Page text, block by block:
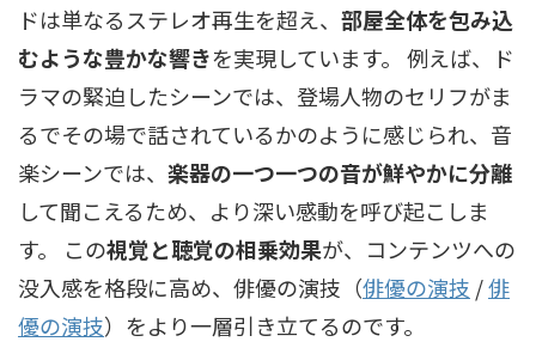
ドは単なるステレオ再生を超え、 部屋全体を包み込
むような豊かな響きを実現しています。 例えば、ド
ラマの緊迫したシーンでは、登場人物のセリフがま
るでその場で話されているかのように感じられ、音
楽シーンでは、 楽器の一つ一つの音が鮮やかに分離
して聞こえるため、より深い感動を呼び起こしま
す。 この視覚と聴覚の相乗効果が、コンテンツへの
没入感を格段に高め、 俳優の演技（俳優の演技 /俳
優の演技） をより一層引き立てるのです。